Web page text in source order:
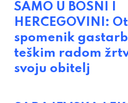
SAMO U BOSNI I
HERCEGOVINI:
spomenik
teškim radom
svoju obitelj